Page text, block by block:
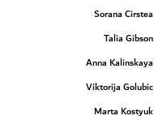
Sorana Cirstea
Talia Gibson
Anna Kalinskaya
Viktorija Golubic
Marta Kostyuk